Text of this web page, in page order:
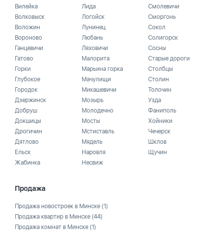
Вилейка
Волковыск
Воложин
Вороново
Ганцевичи
Гатово
Горки
Глубокое
Городок
Дзержинск
Добруш
Докшицы
Дрогичин
Дятлово
Ельск
Жабинка
Лида
Логойск
Лунинец
Любань
Ляховичи
Малорита
Марьина горка
Мачулищи
Микашевичи
Мозырь
Молодечно
Мосты
Мстиставль
Мядель
Наровля
Несвиж
Смолевичи
Сморгонь
Сокол
Солигорск
Сосны
Старые дороги
Столбцы
Столин
Толочин
Узда
Фаниполь
Хойники
Чечерск
Шклов
Щучин
Продажа
Продажа новостроек в Минске (1)
Продажа квартир в Минске (44)
Продажа комнат в Минске (1)